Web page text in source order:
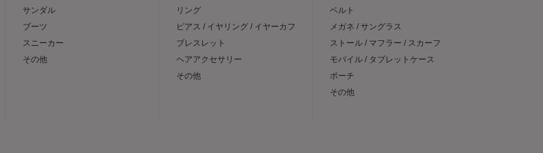
サンダル
ブーツ
スニーカー
その他
リング
ピアス / イヤリング / イヤーカフ
ブレスレット
ヘアアクセサリー
その他
ベルト
メガネ / サングラス
ストール / マフラー / スカーフ
モバイル / タブレットケース
ポーチ
その他